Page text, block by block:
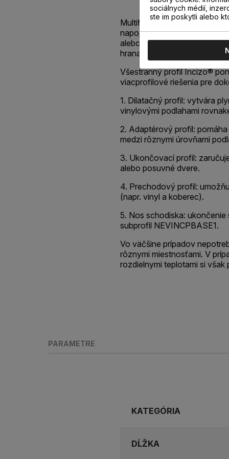
Multifunkčný profil Incizo® v
napojenie dvoch
alebo rôznej výšky,
hrana.
Všestranný profil Incizo®
viacprofilové riešenia pre
1. Dilatačný profil: vytvára
vinylovými podlahami
2. Adaptérový profil:
medzi rôznymi úrovňami
3. Ukončovací profil:
alebo posuvné dvere.
4. Prechodový profil:
(napr. vinyl a koberec).
5. Nos schodiska:
subprofil NEVINCPBASE1.
Vo väčšine prípadov
rôznymi miestnosťami. V
rozdielnymi teplotami si
PARAMETRE
KATEGÓRIA
DĹŽKA
sociálnych médií,
ste im poskytli alebo